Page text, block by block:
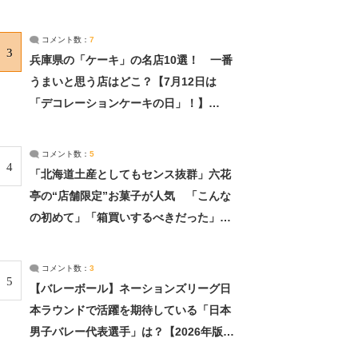
3
コメント数： 7
兵庫県の「ケーキ」の名店10選！ 一番
うまいと思う店はどこ？【7月12日は
「デコレーションケーキの日」！】
4
コメント数： 5
「北海道土産としてもセンス抜群」六花
亭の“店舗限定”お菓子が人気 「こんな
の初めて」「箱買いするべきだった」
5
コメント数： 3
【バレーボール】ネーションズリーグ日
本ラウンドで活躍を期待している「日本
男子バレー代表選手」は？【2026年版・